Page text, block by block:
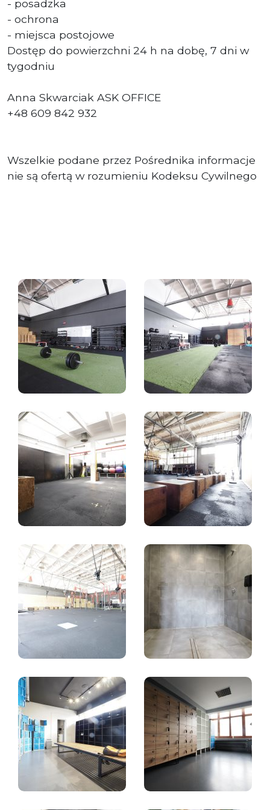
- posadzka
- ochrona
- miejsca postojowe
Dostęp do powierzchni 24 h na dobę, 7 dni w
tygodniu
Anna Skwarciak ASK OFFICE
+48 609 842 932
Wszelkie podane przez Pośrednika informacje
nie są ofertą w rozumieniu Kodeksu Cywilnego